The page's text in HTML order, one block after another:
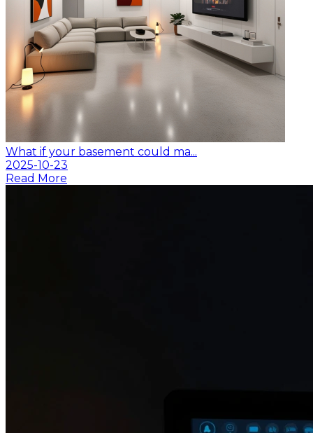
What if your basement could ma...
2025-10-23
Read More